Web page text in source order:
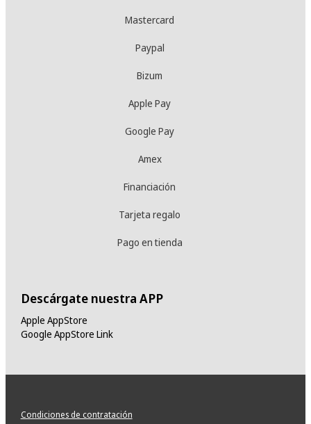
Mastercard
Paypal
Bizum
Apple Pay
Google Pay
Amex
Financiación
Tarjeta regalo
Pago en tienda
Descárgate nuestra APP
Apple AppStore
Google AppStore Link
Condiciones de contratación